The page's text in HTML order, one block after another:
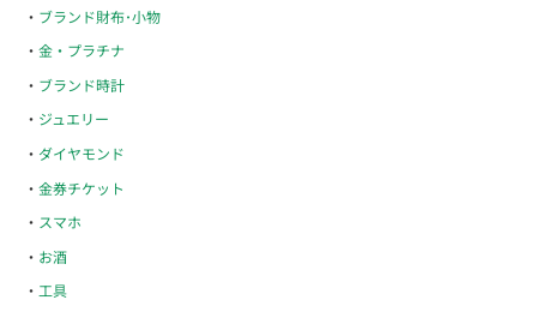
ブランド財布･小物
金・プラチナ
ブランド時計
ジュエリー
ダイヤモンド
金券チケット
スマホ
お酒
工具